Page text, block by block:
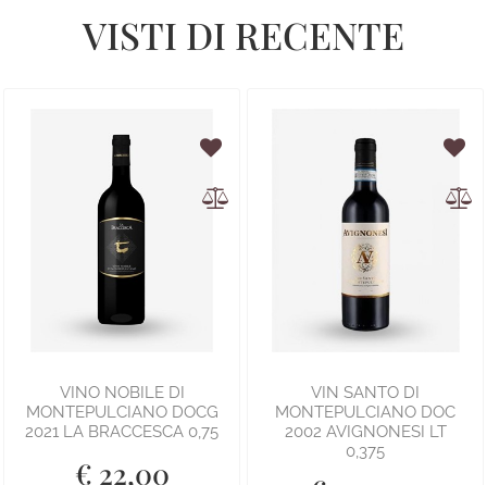
VISTI DI RECENTE
VINO NOBILE DI
MONTEPULCIANO DOCG
2021 LA BRACCESCA 0,75
€ 22,00
VIN SANTO DI
MONTEPULCIANO DOC
2002 AVIGNONESI LT
0,375